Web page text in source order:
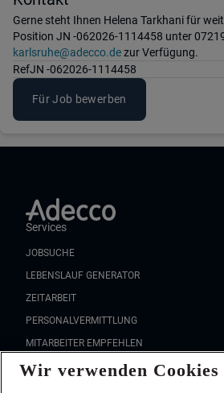
Gerne steht Ihnen Helena Tarkhani für
Position JN -062026-1114458 unter
karlsruhe@adecco.dezur Verfügung.
RefJN -062026-1114458
Für Job bewerben
Services
JOBSUCHE
LEBENSLAUF GENERATOR
ZEITARBEIT
PERSONALVERMITTLUNG
MITARBEITER EMPFEHLEN
FAQ
Wir stellen ein!
Wir verwenden Cookies